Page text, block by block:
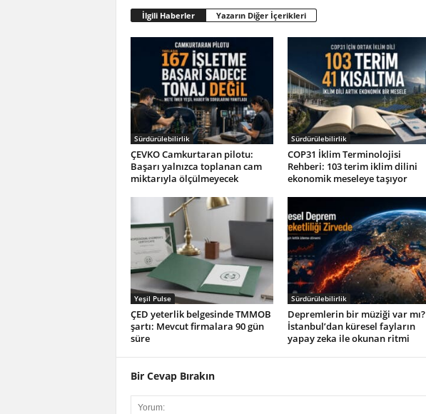
İlgili Haberler Yazarın Diğer İçerikleri
Sürdürülebilirlik
ÇEVKO Camkurtaran pilotu:
Başarı yalnızca toplanan cam
miktarıyla ölçülmeyecek
Sürdürülebilirlik
COP31 İklim Terminolojisi
Rehberi: 103 terim iklim dilini
ekonomik meseleye taşıyor
Yeşil Pulse
ÇED yeterlik belgesinde TMMOB
şartı: Mevcut firmalara 90 gün
süre
Sürdürülebilirlik
Depremlerin bir müziği var mı?
İstanbul’dan küresel fayların
yapay zeka ile okunan ritmi
Bir Cevap Bırakın